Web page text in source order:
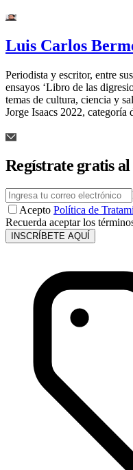
Luis Carlos
Periodista y escritor, entre
ensayos ‘Libro de las
temas de cultura, ciencia y
Jorge Isaacs 2022, categoría
Regístrate gratis
Acepto Política de
Recuerda aceptar los
INSCRÍBETE AQUÍ